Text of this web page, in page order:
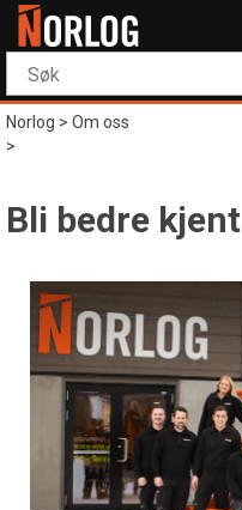
Norlog>Om oss
>
Bli bedre